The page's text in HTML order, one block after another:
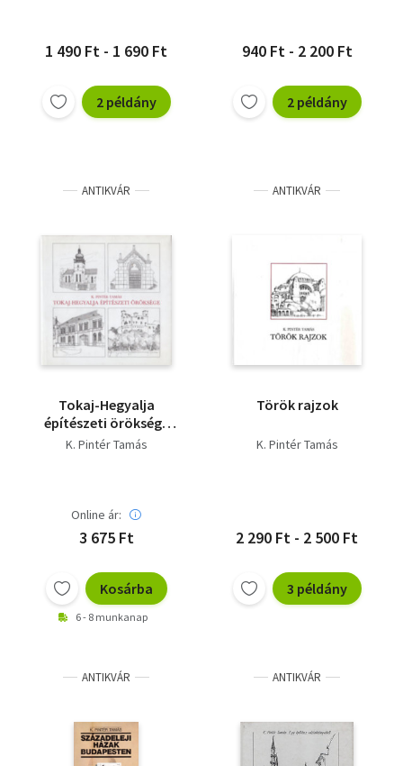
1 490 Ft - 1 690 Ft
2 példány
940 Ft - 2 200 Ft
2 példány
ANTIKVÁR
Tokaj-Hegyalja
építészeti öröksége
(dedikált) - Dedikált
K. Pintér Tamás
Online ár:
3 675 Ft
Kosárba
6 - 8 munkanap
ANTIKVÁR
Török rajzok
K. Pintér Tamás
2 290 Ft - 2 500 Ft
3 példány
ANTIKVÁR ANTIKVÁR